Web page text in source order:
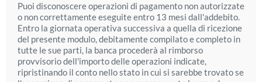
Puoi disconoscere operazioni di pagamento non autorizzate
o non correttamente eseguite entro 13 mesi dall'addebito.
Entro la giornata operativa successiva a quella di ricezione
del presente modulo, debitamente compilato e completo in
tutte le sue parti, la banca procederà al rimborso
provvisorio dell'importo delle operazioni indicate,
ripristinando il conto nello stato in cui si sarebbe trovato se